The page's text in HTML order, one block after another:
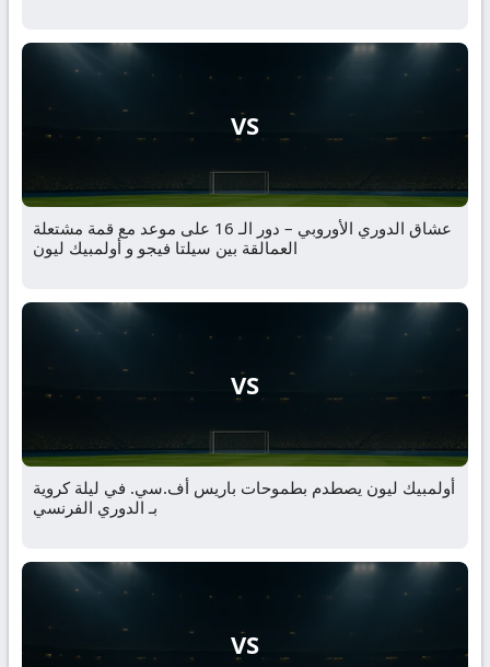
VS
عشاق الدوري الأوروبي – دور الـ 16 على موعد مع قمة مشتعلة
العمالقة بين سيلتا فيجو و أولمبيك ليون
VS
أولمبيك ليون يصطدم بطموحات باريس أف.سي. في ليلة كروية
بـ الدوري الفرنسي
VS